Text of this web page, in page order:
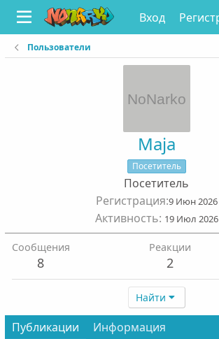
Вход
Пользователи
Maja
Посетитель
Посетитель
Регистрация 9 Июн 2026
Активность 19 Июл 2026
Сообщения
8
Реакции
2
Найти
Публикации Информация